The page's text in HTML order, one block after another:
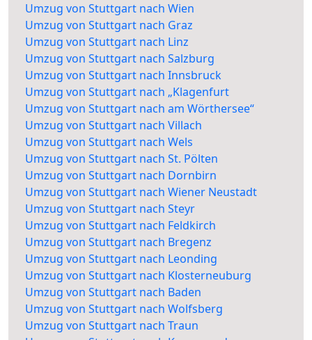
Umzug von Stuttgart nach Wien
Umzug von Stuttgart nach Graz
Umzug von Stuttgart nach Linz
Umzug von Stuttgart nach Salzburg
Umzug von Stuttgart nach Innsbruck
Umzug von Stuttgart nach „Klagenfurt
Umzug von Stuttgart nach am Wörthersee“
Umzug von Stuttgart nach Villach
Umzug von Stuttgart nach Wels
Umzug von Stuttgart nach St. Pölten
Umzug von Stuttgart nach Dornbirn
Umzug von Stuttgart nach Wiener Neustadt
Umzug von Stuttgart nach Steyr
Umzug von Stuttgart nach Feldkirch
Umzug von Stuttgart nach Bregenz
Umzug von Stuttgart nach Leonding
Umzug von Stuttgart nach Klosterneuburg
Umzug von Stuttgart nach Baden
Umzug von Stuttgart nach Wolfsberg
Umzug von Stuttgart nach Traun